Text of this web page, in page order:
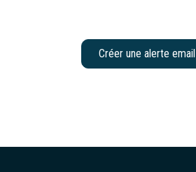
Créer une alerte email